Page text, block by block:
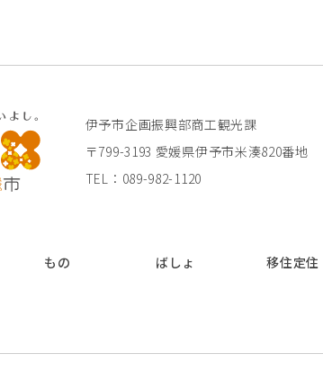
伊予市企画振興部商工観光課
〒799-3193 愛媛県伊予市米湊820番地
TEL：089-982-1120
もの ばしょ 移住定住